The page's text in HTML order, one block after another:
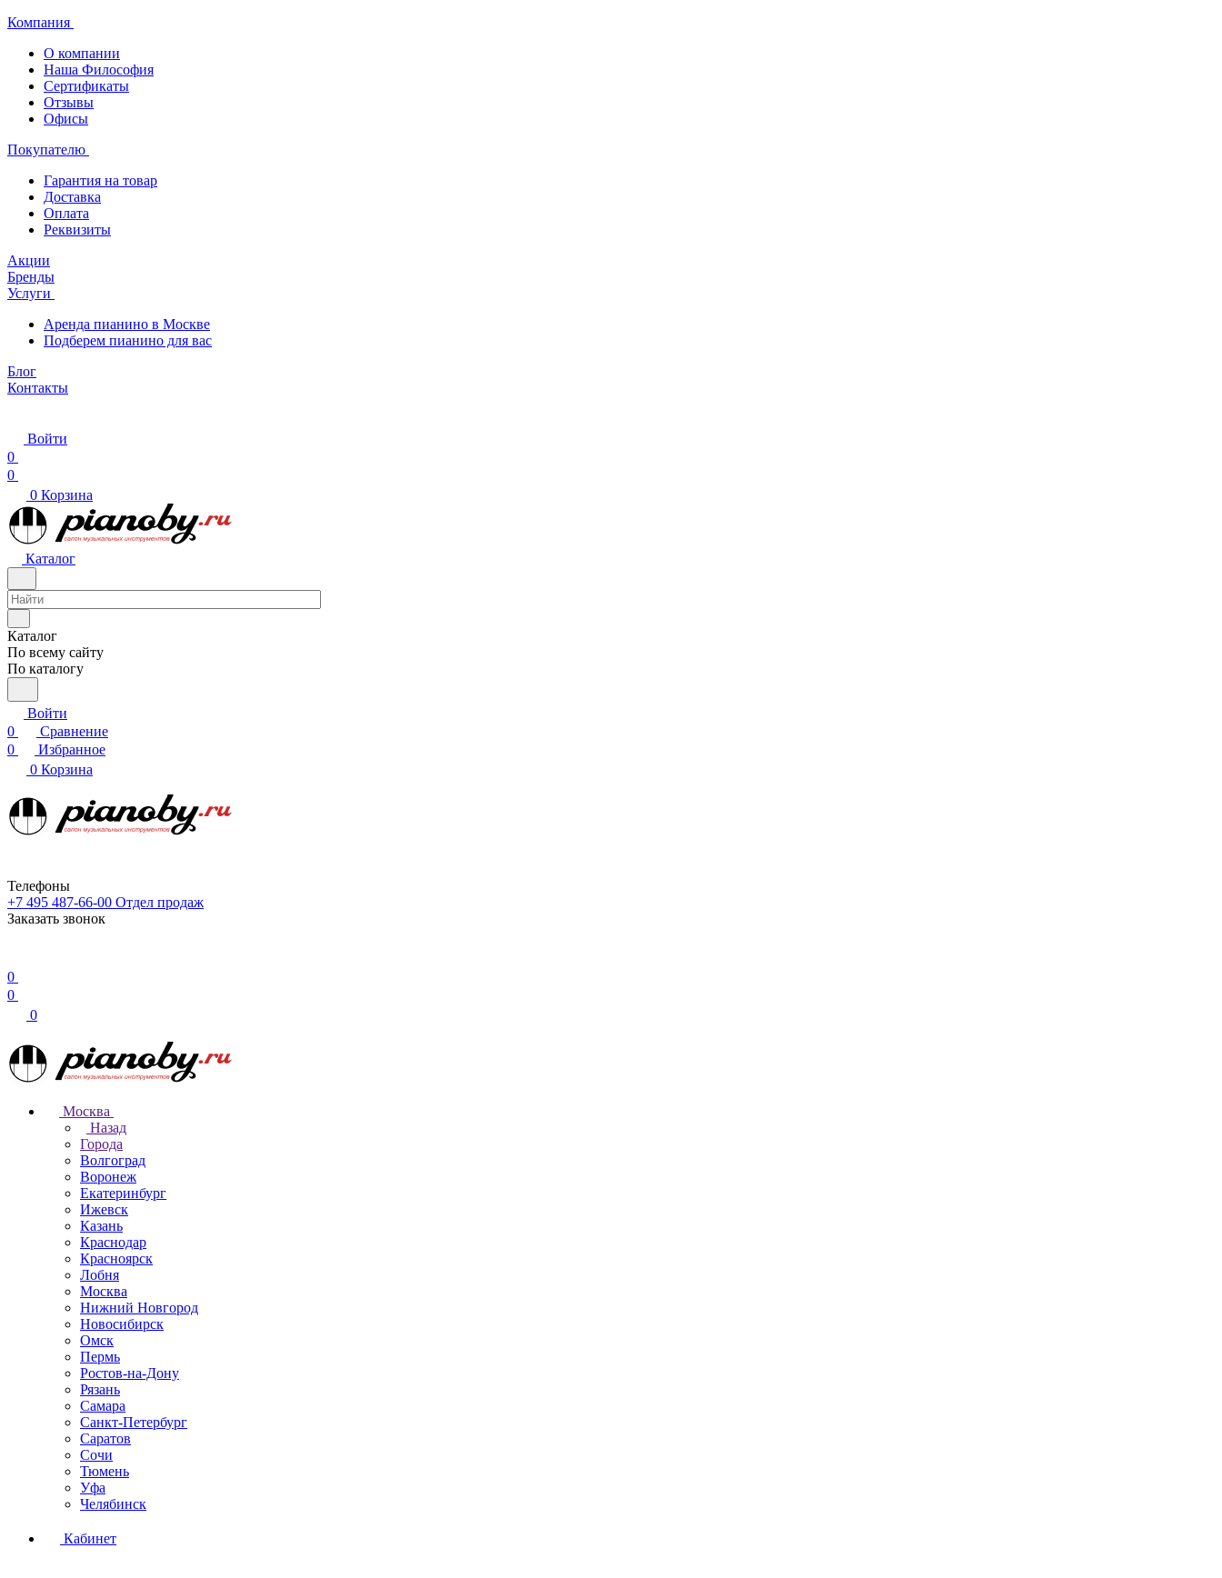
Компания
О компании
Наша Философия
Сертификаты
Отзывы
Офисы
Покупателю
Гарантия на товар
Доставка
Оплата
Реквизиты
Акции
Бренды
Услуги
Аренда пианино в Москве
Подберем пианино для вас
Блог
Контакты
Войти
0
0
0 Корзина
Каталог
Каталог
По всему сайту
По каталогу
Войти
0
Сравнение
0
Избранное
0 Корзина
Телефоны
+7 495 487-66-00 Отдел продаж
Заказать звонок
0
0
0
Москва
Назад
Города
Волгоград
Воронеж
Екатеринбург
Ижевск
Казань
Краснодар
Красноярск
Лобня
Москва
Нижний Новгород
Новосибирск
Омск
Пермь
Ростов-на-Дону
Рязань
Самара
Санкт-Петербург
Саратов
Сочи
Тюмень
Уфа
Челябинск
Кабинет